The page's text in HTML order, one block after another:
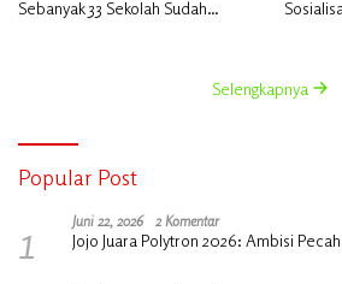
Sebanyak 33 Sekolah Sudah
Selengkapnya
Popular Post
1 Juni 22, 2026 2 Komentar
Jojo Juara Polytron 2026: Ambisi